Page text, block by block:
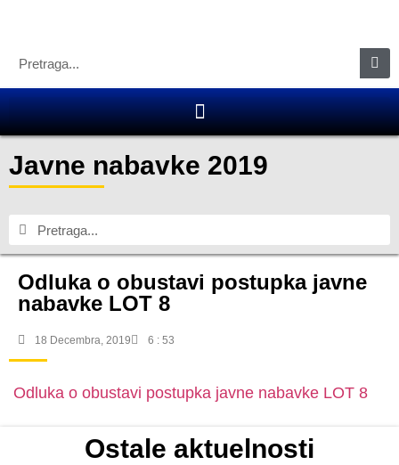
Javne nabavke 2019
Odluka o obustavi postupka javne
nabavke LOT 8
18 Decembra, 2019 6 : 53
Odluka o obustavi postupka javne nabavke LOT 8
Ostale aktuelnosti